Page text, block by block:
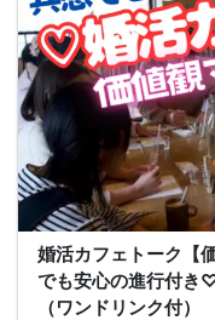
婚活カフェトーク【
でも安心の進行付き
（ワンドリンク付）